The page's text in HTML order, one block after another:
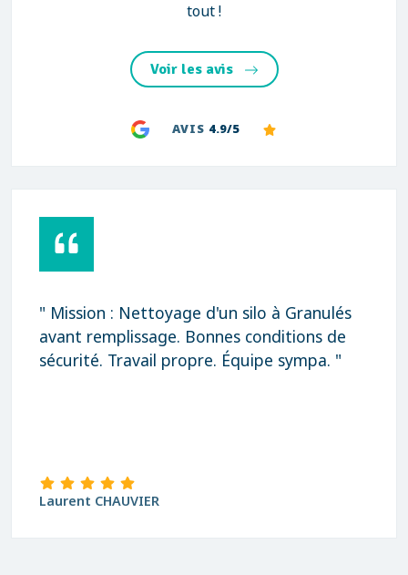
tout !
Voir les avis
AVIS 4.9/5
" Mission : Nettoyage d'un silo à Granulés
avant remplissage. Bonnes conditions de
sécurité. Travail propre. Équipe sympa. "
Laurent CHAUVIER